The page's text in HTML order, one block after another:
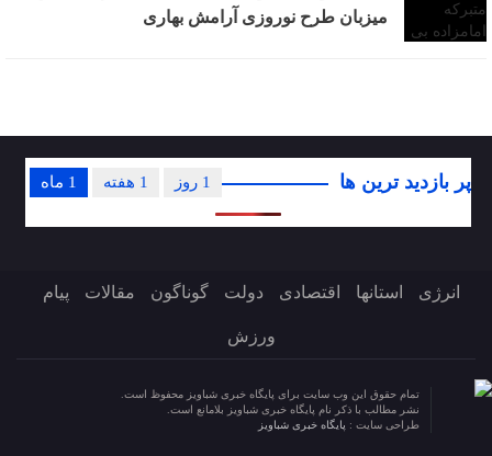
میزبان طرح نوروزی آرامش بهاری
پر بازدید ترین ها 1 ماه 1 هفته 1 روز
انرژی استانها اقتصادی دولت گوناگون مقالات پیام
ورزش
تمام حقوق این وب سایت برای پایگاه خبری شباویز محفوظ است.
نشر مطالب با ذکر نام پایگاه خبری شباویز بلامانع است.
طراحی سایت : پایگاه خبری شباویز